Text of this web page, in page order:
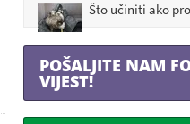
Što učiniti ako
POŠALJITE NAM
VIJEST!